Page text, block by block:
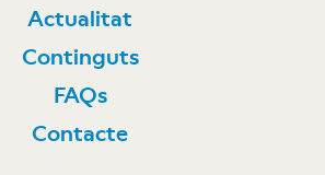
Actualitat
Continguts
FAQs
Contacte